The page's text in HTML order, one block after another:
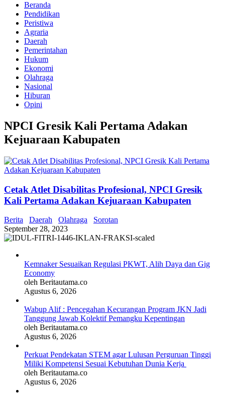
Beranda
Pendidikan
Peristiwa
Agraria
Daerah
Pemerintahan
Hukum
Ekonomi
Olahraga
Nasional
Hiburan
Opini
NPCI Gresik Kali Pertama Adakan
Kejuaraan Kabupaten
Cetak Atlet Disabilitas Profesional, NPCI Gresik
Kali Pertama Adakan Kejuaraan Kabupaten
Berita Daerah Olahraga
Sorotan
September 28, 2023
Kemnaker Sesuaikan Regulasi PKWT, Alih Daya dan Gig
Economy
oleh Beritautama.co
Agustus 6, 2026
Wabup Alif : Pencegahan Kecurangan Program JKN Jadi
Tanggung Jawab Kolektif Pemangku Kepentingan
oleh Beritautama.co
Agustus 6, 2026
Perkuat Pendekatan STEM agar Lulusan Perguruan Tinggi
Miliki Kompetensi Sesuai Kebutuhan Dunia Kerja
oleh Beritautama.co
Agustus 6, 2026